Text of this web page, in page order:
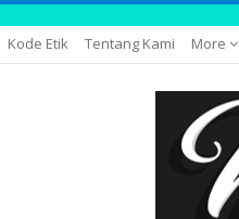
Kode Etik Tentang Kami More